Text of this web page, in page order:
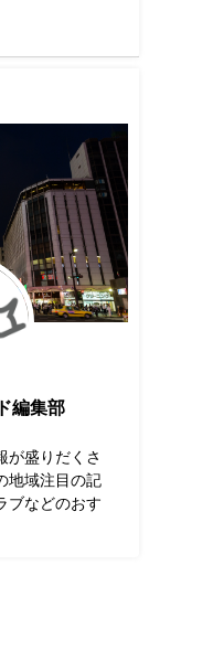
編集部
が盛りだくさ
地域注目の記
ブなどのおす